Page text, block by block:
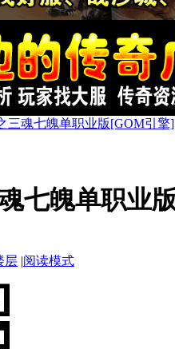
三魂七魄单职业版[GOM引擎]
七魄单职业
层 |阅读模式